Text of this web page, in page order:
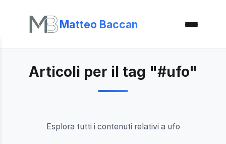
Matteo Baccan
Articoli per il tag "#ufo"
Esplora tutti i contenuti relativi a ufo